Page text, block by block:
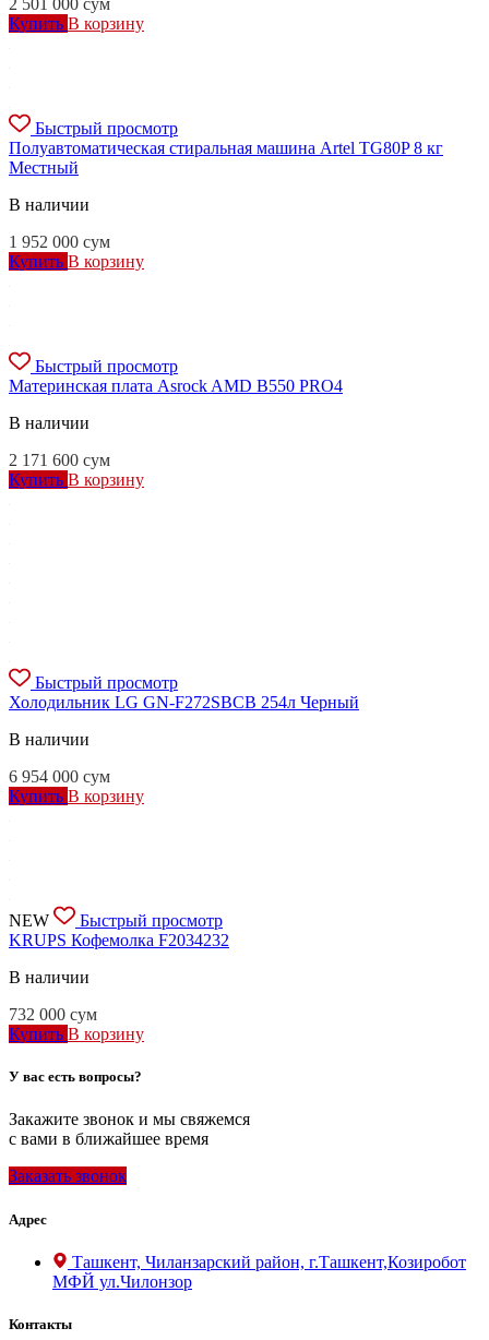
2 501 000 сум
Купить В корзину
Быстрый просмотр
Полуавтоматическая стиральная машина Artel TG80P 8 кг
Местный
В наличии
1 952 000 сум
Купить В корзину
Быстрый просмотр
Материнская плата Asrock AMD B550 PRO4
В наличии
2 171 600 сум
Купить В корзину
Быстрый просмотр
Холодильник LG GN-F272SBCB 254л Черный
В наличии
6 954 000 сум
Купить В корзину
NEW
Быстрый просмотр
KRUPS Кофемолка F2034232
В наличии
732 000 сум
Купить В корзину
У вас есть вопросы?
Закажите звонок и мы свяжемся
с вами в ближайшее время
Заказать звонок
Адрес
Ташкент, Чиланзарский район, г.Ташкент,Козиробот
МФЙ ул.Чилонзор
Контакты